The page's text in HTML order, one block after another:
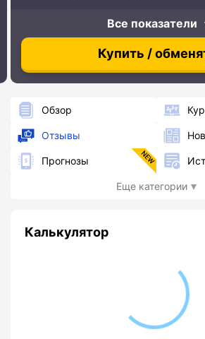
Все показатели
Купить /
Обзор
Отзывы
Прогнозы
Еще категории
Калькулятор